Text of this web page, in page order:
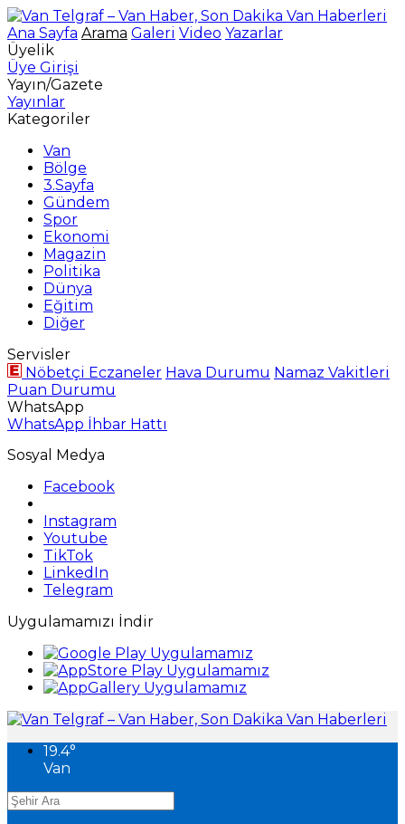
Ana Sayfa Arama Galeri Video Yazarlar
Üyelik
Üye Girişi
Yayın/Gazete
Yayınlar
Kategoriler
Van
Bölge
3.Sayfa
Gündem
Spor
Ekonomi
Magazin
Politika
Dünya
Eğitim
Diğer
Servisler
Nöbetçi Eczaneler Hava Durumu Namaz Vakitleri
Puan Durumu
WhatsApp
WhatsApp İhbar Hattı
Sosyal Medya
Facebook
Instagram
Youtube
TikTok
LinkedIn
Telegram
Uygulamamızı İndir
19.4°
Van